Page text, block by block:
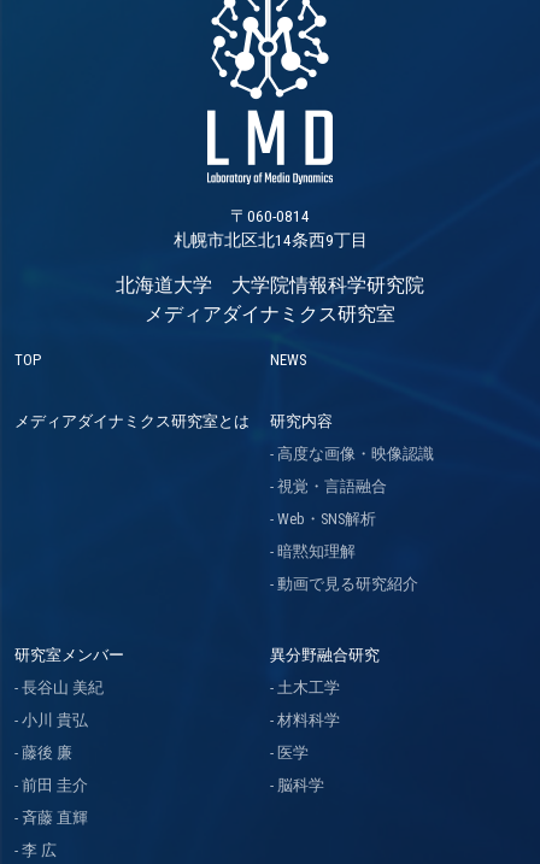
〒060-0814
札幌市北区北14条西9丁目
北海道大学 大学院情報科学研究院
メディアダイナミクス研究室
TOP NEWS
メディアダイナミクス研究室とは
研究内容
高度な画像・映像認識
視覚・言語融合
Web・SNS解析
暗黙知理解
動画で見る研究紹介
研究室メンバー
長谷山 美紀
小川 貴弘
藤後 廉
前田 圭介
斉藤 直輝
李 広
異分野融合研究
土木工学
材料科学
医学
脳科学